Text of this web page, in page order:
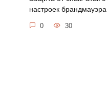
настроек брандмауэра
0 30